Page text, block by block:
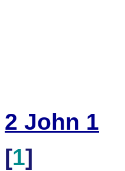
2 John 1
[1]